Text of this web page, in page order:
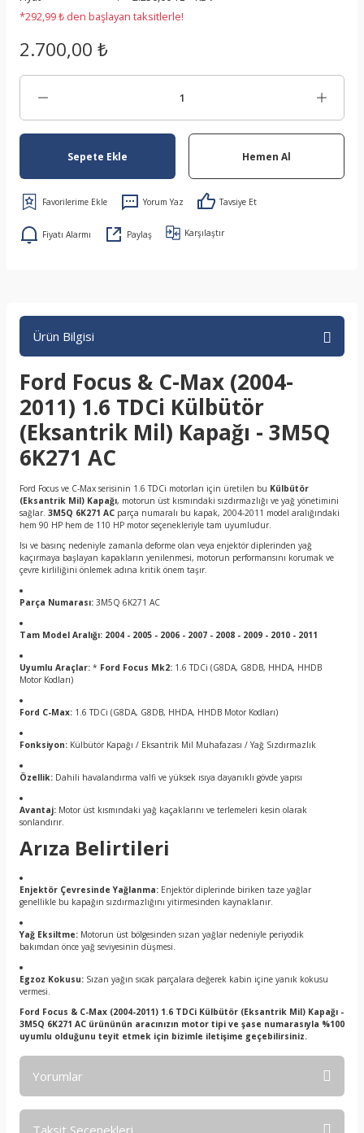
*292,99 ₺ den başlayan taksitlerle!
2.700,00 ₺
Sepete Ekle Hemen Al
Yorum Yaz Tavsiye Et
Fiyatı Alarmı Paylaş Karşılaştır
Ürün Bilgisi
Ford Focus & C-Max (2004-
2011) 1.6 TDCi Külbütör
(Eksantrik Mil) Kapağı - 3M5Q
6K271 AC
Ford Focus ve C-Max serisinin 1.6 TDCi motorları için üretilen bu Külbütör
(Eksantrik Mil) Kapağı, motorun üst kısmındaki sızdırmazlığı ve yağ yönetimini
sağlar. 3M5Q 6K271 AC parça numaralı bu kapak, 2004-2011 model aralığındaki
hem 90 HP hem de 110 HP motor seçenekleriyle tam uyumludur.
Isı ve basınç nedeniyle zamanla deforme olan veya enjektör diplerinden yağ
kaçırmaya başlayan kapakların yenilenmesi, motorun performansını korumak ve
çevre kirliliğini önlemek adına kritik önem taşır.
Parça Numarası: 3M5Q 6K271 AC
Tam Model Aralığı: 2004 - 2005 - 2006 - 2007 - 2008 - 2009 - 2010 - 2011
Uyumlu Araçlar: * Ford Focus Mk2: 1.6 TDCi (G8DA, G8DB, HHDA, HHDB
Motor Kodları)
Ford C-Max: 1.6 TDCi (G8DA, G8DB, HHDA, HHDB Motor Kodları)
Fonksiyon: Külbütör Kapağı / Eksantrik Mil Muhafazası / Yağ Sızdırmazlık
Özellik: Dahili havalandırma valfi ve yüksek ısıya dayanıklı gövde yapısı
Avantaj: Motor üst kısmındaki yağ kaçaklarını ve terlemeleri kesin olarak
sonlandırır.
Arıza Belirtileri
Enjektör Çevresinde Yağlanma: Enjektör diplerinde biriken taze yağlar
genellikle bu kapağın sızdırmazlığını yitirmesinden kaynaklanır.
Yağ Eksiltme: Motorun üst bölgesinden sızan yağlar nedeniyle periyodik
bakımdan önce yağ seviyesinin düşmesi.
Egzoz Kokusu: Sızan yağın sıcak parçalara değerek kabin içine yanık kokusu
vermesi.
Ford Focus & C-Max (2004-2011) 1.6 TDCi Külbütör (Eksantrik Mil) Kapağı -
3M5Q 6K271 AC ürününün aracınızın motor tipi ve şase numarasıyla %100
uyumlu olduğunu teyit etmek için bizimle iletişime geçebilirsiniz.
Yorumlar
Taksit Seçenekleri